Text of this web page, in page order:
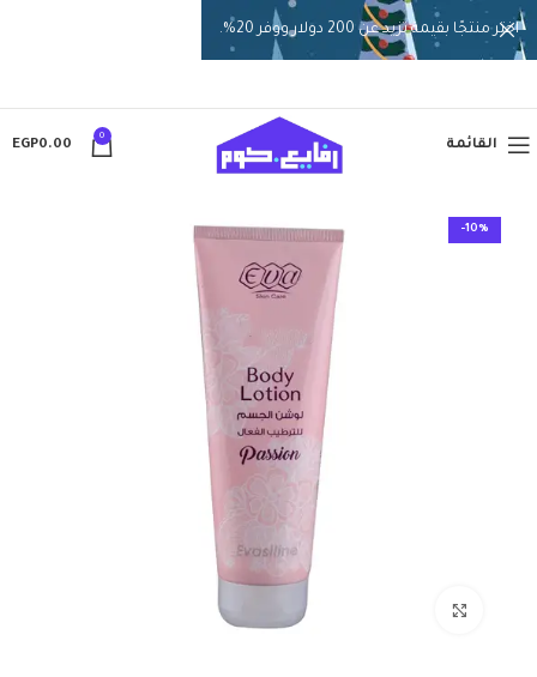
القائمة
0
EGP0.00
-10%
اختر منتجًا بقيمة تزيد عن 200 دولار ووفر 20%.